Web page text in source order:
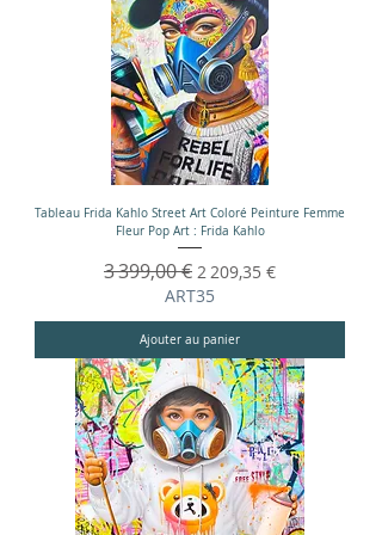
Tableau Frida Kahlo Street Art Coloré Peinture Femme
Fleur Pop Art : Frida Kahlo
Prix original
3 399,00 € Prix promotionnel
2 209,35 €
ART35
Ajouter au panier